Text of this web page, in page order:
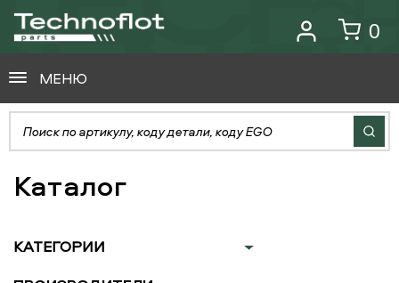
0
МЕНЮ
Каталог
КАТЕГОРИИ